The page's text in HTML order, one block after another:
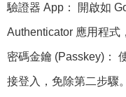
驗證器 App： 開啟如
Authenticator 應用程式
密碼金鑰 (Passkey)：
接登入，免除第二步驟